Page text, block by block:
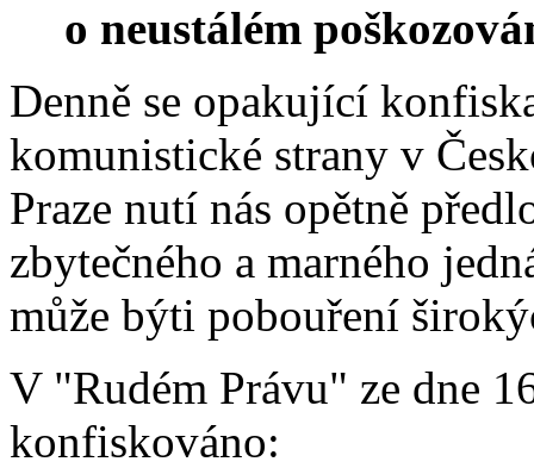
o neustálém
Denně se opakující
komunistické strany v
Praze nutí nás opětně
zbytečného a marného
může býti pobouření
V "Rudém Právu" ze dne
konfiskováno: